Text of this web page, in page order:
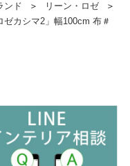
ンド ＞ リーン・ロゼ
＞
カシマ2」幅100cm 布＃